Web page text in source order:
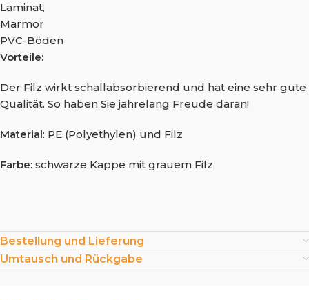
Laminat,
Marmor
PVC-Böden
Vorteile:
Der Filz wirkt schallabsorbierend und hat eine sehr gute
Qualität. So haben Sie jahrelang Freude daran!
Material: PE (Polyethylen) und Filz
Farbe: schwarze Kappe mit grauem Filz
Bestellung und Lieferung
Umtausch und Rückgabe